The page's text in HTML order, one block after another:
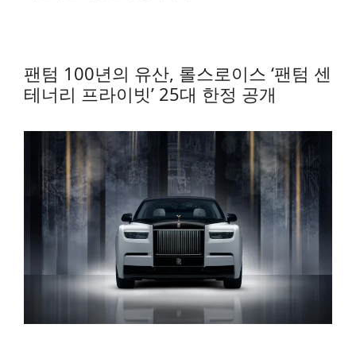
팬텀 100년의 유산, 롤스로이스 ‘팬텀 센
테너리 프라이빗’ 25대 한정 공개